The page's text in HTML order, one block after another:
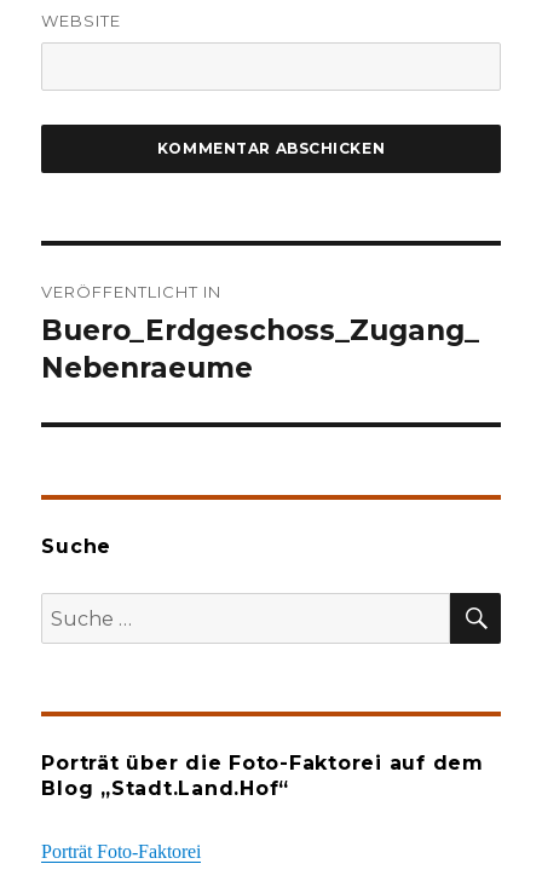
WEBSITE
VERÖFFENTLICHT IN
Buero_Erdgeschoss_Zugang_
Nebenraeume
Suche
Suche
nach:
Porträt über die Foto-Faktorei auf dem
Blog „Stadt.Land.Hof“
Porträt Foto-Faktorei